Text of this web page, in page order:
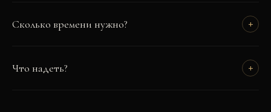
Сколько времени нужно? +
Что надеть? +